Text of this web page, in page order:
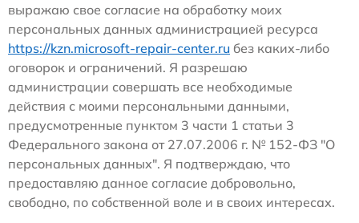
выражаю свое согласие на обработку моих
персональных данных администрацией ресурса
https://kzn.microsoft-repair-center.ru без каких-либо
оговорок и ограничений. Я разрешаю
администрации совершать все необходимые
действия с моими персональными данными,
предусмотренные пунктом 3 части 1 статьи 3
Федерального закона от 27.07.2006 г. № 152-ФЗ "О
персональных данных". Я подтверждаю, что
предоставляю данное согласие добровольно,
свободно, по собственной воле и в своих интересах.